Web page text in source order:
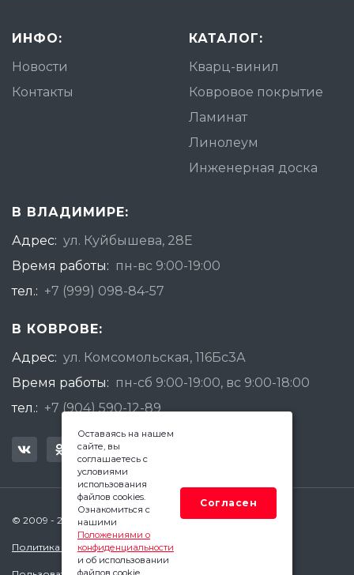
ИНФО:
Новости
Контакты
КАТАЛОГ:
Кварц-винил
Ковровое покрытие
Ламинат
Линолеум
Инженерная доска
В ВЛАДИМИРЕ:
Адрес: ул. Куйбышева, 28Е
Время работы: пн-вс 9:00-19:00
тел.: +7 (999) 098-84-57
В КОВРОВЕ:
Адрес: ул. Комсомольская, 116Бс3А
Время работы: пн-сб 9:00-19:00, вс 9:00-18:00
тел.: +7 (904) 590-12-89
© 2009 - 2026 Квадратный Метр - Ковров
Политика конфиденциальности
Оставаясь на нашем
сайте, вы
соглашаетесь с
условиями
использования
файлов cookies.
Ознакомиться с
нашими
Положениями о
конфиденциальности
и об использовании
файлов cookie.
Согласен